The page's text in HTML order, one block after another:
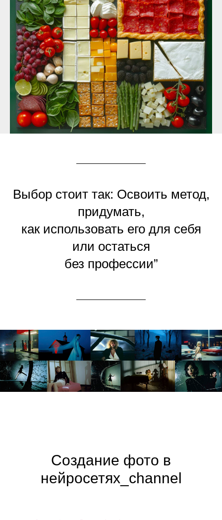
Выбор стоит так: Освоить метод,
придумать,
как использовать его для себя
или остаться
без профессии”
Создание фото в
нейросетях_channel